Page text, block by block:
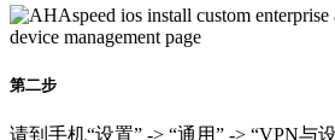
第二步
请到手机“设置” -> “通用” -> “VPN与